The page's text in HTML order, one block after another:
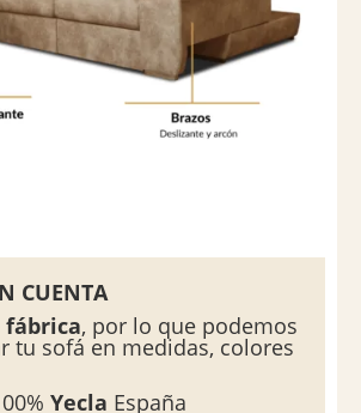
CUENTA
fábrica, por lo que podemos
tu sofá en medidas, colores
Yecla España